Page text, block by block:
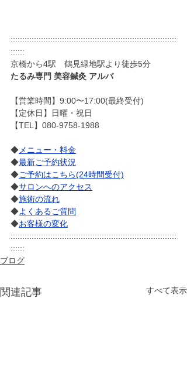
:::::::::::::::::::::::::::::::::::::::::::::::::::::::::::::::::::::::
::::::
京橋から4駅　鶴見緑地駅より徒歩5分
たるみ専門 美容鍼灸 アルバ
【営業時間】9:00〜17:00(最終受付)
【定休日】日曜・祝日
【TEL】080-9758-1988
◆ メニュー・料金
◆最新ご予約状況
◆ご予約はこちら(24時間受付)
◆サロンへのアクセス
◆施術の流れ
◆よくあるご質問
◆お客様の変化
:::::::::::::::::::::::::::::::::::::::::::::::::::::::::::::::::::::::
::::::
ブログ
関連記事 すべて表示